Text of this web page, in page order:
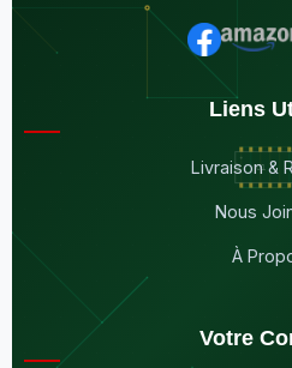
Liens
Livraison &
Nous
À
Votre